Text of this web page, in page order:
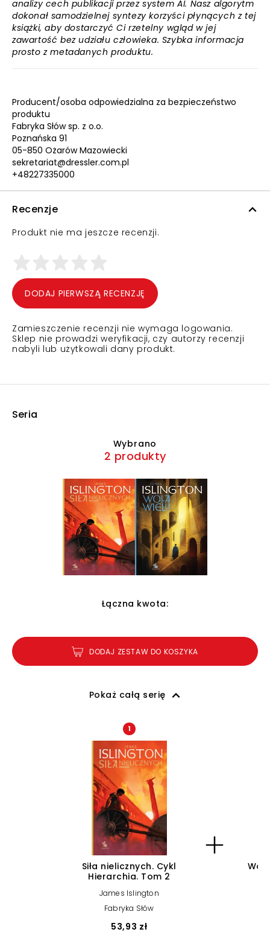
analizy cech publikacji przez system AI. Nasz algorytm
dokonał samodzielnej syntezy korzyści płynących z tej
książki, aby dostarczyć Ci rzetelny wgląd w jej
zawartość bez udziału człowieka. Szybka informacja
prosto z metadanych produktu.
Producent/osoba odpowiedzialna za bezpieczeństwo
produktu
Fabryka Słów sp. z o.o.
Poznańska 91
05-850 Ożarów Mazowiecki
sekretariat@dressler.com.pl
+48227335000
Recenzje
Produkt nie ma jeszcze recenzji.
DODAJ PIERWSZĄ RECENZJĘ
Zamieszczenie recenzji nie wymaga logowania.
Sklep nie prowadzi weryfikacji, czy autorzy recenzji
nabyli lub użytkowali dany produkt.
Seria
Wybrano
2 produkty
Łączna kwota:
DODAJ ZESTAW DO KOSZYKA
Pokaż całą serię
1
Siła nielicznych. Cykl
Hierarchia. Tom 2
James Islington
Fabryka Słów
53,93 zł